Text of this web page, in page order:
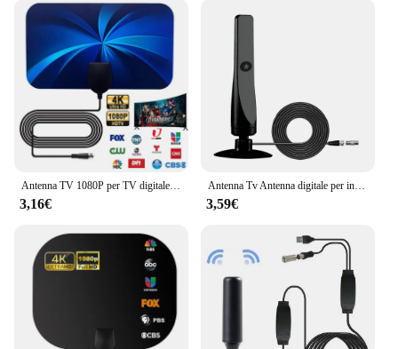
3,16€
Antenna Tv Antenna digitale per interni ad alto guadagno ripetitore di segnale amplificato per ampia gamma Hdtv Reception Home Tv soluzione aerea
3,59€